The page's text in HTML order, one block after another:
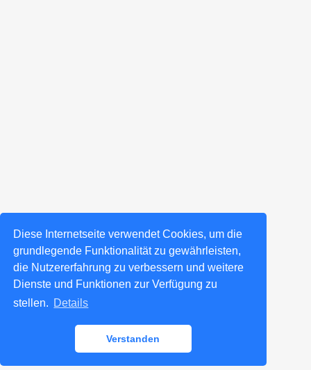
Diese Internetseite verwendet Cookies, um die
grundlegende Funktionalität zu gewährleisten,
die Nutzererfahrung zu verbessern und weitere
Dienste und Funktionen zur Verfügung zu
stellen. Details
Verstanden